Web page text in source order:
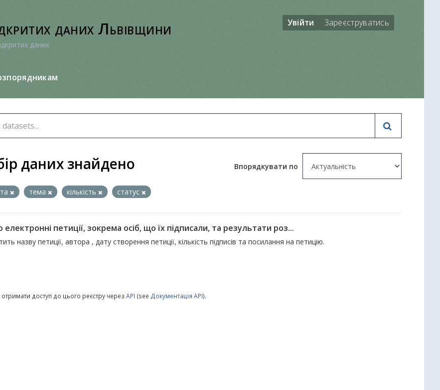
даних Львівщини
даних
Увійти Зареєструватись
Впорядкувати по
даних знайдено
тема кількість статус
електронні петиції, зокрема осіб, що їх підписали, та результати роз...
назву петиції, автора , дату створення петиції, кількість підписів та посилання на петицію.
доступ до цього реєстру через API (see Документація API).